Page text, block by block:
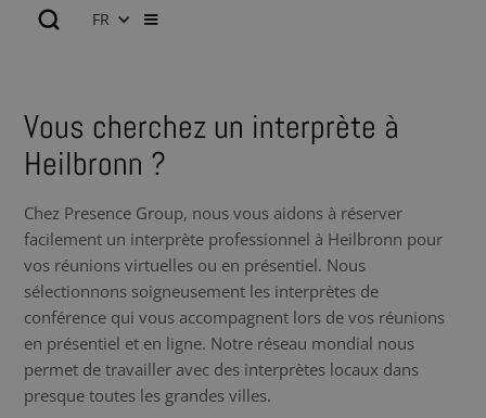
FR
Vous cherchez un interprète à
Heilbronn ?
Chez Presence Group, nous vous aidons à réserver
facilement un interprète professionnel à Heilbronn pour
vos réunions virtuelles ou en présentiel. Nous
sélectionnons soigneusement les interprètes de
conférence qui vous accompagnent lors de vos réunions
en présentiel et en ligne. Notre réseau mondial nous
permet de travailler avec des interprètes locaux dans
presque toutes les grandes villes.